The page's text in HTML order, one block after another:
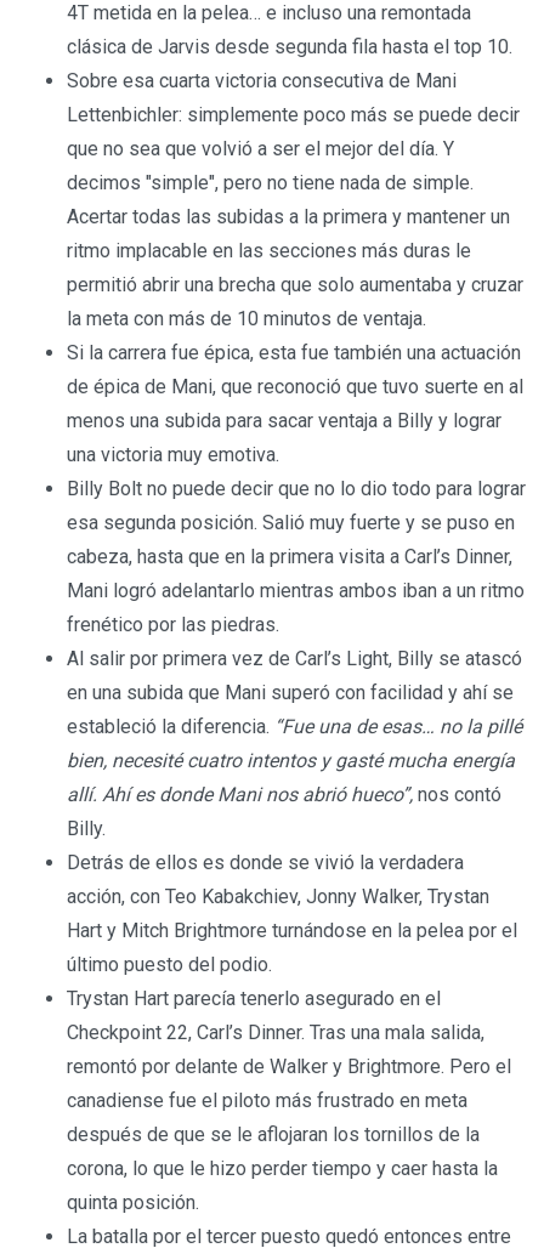
4T metida en la pelea… e incluso una remontada
clásica de Jarvis desde segunda fila hasta el top 10.
Sobre esa cuarta victoria consecutiva de Mani
Lettenbichler: simplemente poco más se puede decir
que no sea que volvió a ser el mejor del día. Y
decimos "simple", pero no tiene nada de simple.
Acertar todas las subidas a la primera y mantener un
ritmo implacable en las secciones más duras le
permitió abrir una brecha que solo aumentaba y cruzar
la meta con más de 10 minutos de ventaja.
Si la carrera fue épica, esta fue también una actuación
de épica de Mani, que reconoció que tuvo suerte en al
menos una subida para sacar ventaja a Billy y lograr
una victoria muy emotiva.
Billy Bolt no puede decir que no lo dio todo para lograr
esa segunda posición. Salió muy fuerte y se puso en
cabeza, hasta que en la primera visita a Carl’s Dinner,
Mani logró adelantarlo mientras ambos iban a un ritmo
frenético por las piedras.
Al salir por primera vez de Carl’s Light, Billy se atascó
en una subida que Mani superó con facilidad y ahí se
estableció la diferencia. “Fue una de esas… no la pillé
bien, necesité cuatro intentos y gasté mucha energía
allí. Ahí es donde Mani nos abrió hueco”, nos contó
Billy.
Detrás de ellos es donde se vivió la verdadera
acción, con Teo Kabakchiev, Jonny Walker, Trystan
Hart y Mitch Brightmore turnándose en la pelea por el
último puesto del podio.
Trystan Hart parecía tenerlo asegurado en el
Checkpoint 22, Carl’s Dinner. Tras una mala salida,
remontó por delante de Walker y Brightmore. Pero el
canadiense fue el piloto más frustrado en meta
después de que se le aflojaran los tornillos de la
corona, lo que le hizo perder tiempo y caer hasta la
quinta posición.
La batalla por el tercer puesto quedó entonces entre